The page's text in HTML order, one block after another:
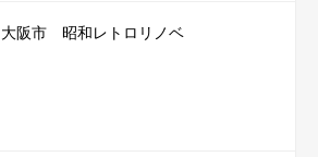
大阪市 昭和レトロリノベ